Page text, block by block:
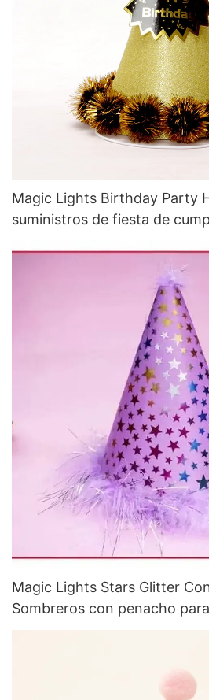
Magic Lights Birthday Party
suministros de fiesta de
Magic Lights Stars Glitter
Sombreros con penacho
decoraciones de despedida